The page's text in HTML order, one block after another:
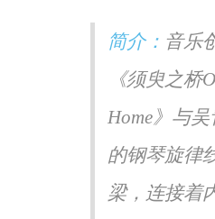
简介： 音乐
《须臾之桥
Home》与
的钢琴旋律
梁，连接着
生不息·华流季》展专业